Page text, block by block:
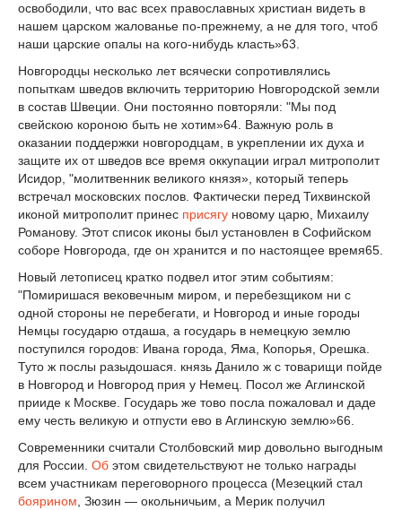
освободили, что вас всех православных хрис­тиан видеть в
нашем царском жалованье по-прежнему, а не для того, чтоб
наши царские опалы на кого-нибудь класть»63.
Новгородцы несколько лет всячески сопротивлялись
попыткам шведов включить тер­риторию Новгородской земли
в состав Швеции. Они постоянно повторяли: "Мы под
свейскою короною быть не хотим»64. Важную роль в
оказании поддержки новгород­цам, в укреплении их духа и
защите их от шведов все время оккупации играл митропо­лит
Исидор, "молитвенник великого князя», который теперь
встречал московских пос­лов. Фактически перед Тихвинской
иконой митрополит принес присягу новому царю, Михаилу
Романову. Этот список иконы был установлен в Софийском
соборе Новгорода, где он хранится и по настоящее время65.
Новый летописец кратко подвел итог этим событиям:
"Помиришася вековечным ми­ром, и перебезщиком ни с
одной стороны не перебегати, и Новгород и иные городы
Немцы государю отдаша, а государь в немецкую землю
поступился городов: Ивана горо­да, Яма, Копорья, Орешка.
Туто ж послы разыдошася. князь Данило ж с товарищи пойде
в Новгород и Новгород прия у Немец. Посол же Аглинской
прииде к Москве. Государь же тово посла пожаловал и даде
ему честь великую и отпусти ево в Аглинскую землю»66
Современники считали Столбовский мир довольно выгодным
для России. Об этом свидетельствуют не только награды
всем участникам переговорного процесса (Мезецкий стал
боярином , Зюзин — окольничьим, а Мерик получил